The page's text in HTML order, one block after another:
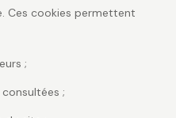
Ces cookies permettent
;
;